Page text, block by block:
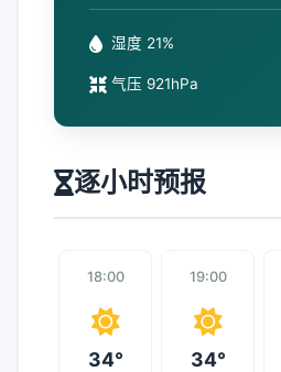
湿度 21%
气压 921hPa
逐小时预报
18:00
34°
19:00
34°